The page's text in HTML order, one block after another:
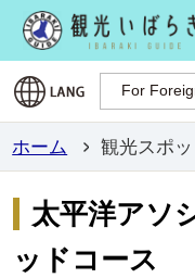
ForFor
ホーム 観光スポッ
太平洋アソ
ッドコース